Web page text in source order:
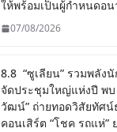
ให้พร้อมเป็นผู้กำหนดอน
07/08/2026
8.8 “ซูเลียน” รวมพลัง
จัดประชุมใหญ่แห่งปี พบ
วัฒน์” ถ่ายทอดวิสัยทัศน์
คอนเสิร์ต “โชค รถแห่”